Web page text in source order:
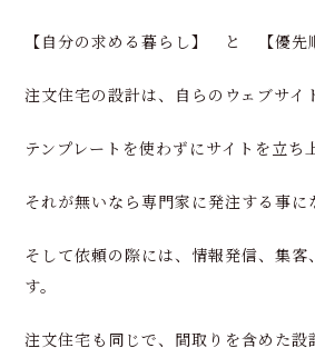
【自分の求める暮らし】 と 【優先
注文住宅の設計は、自らのウェブサイ
テンプレートを使わずにサイトを立ち
それが無いなら専門家に発注する事に
そして依頼の際には、情報発信、集
す。
注文住宅も同じで、間取りを含めた